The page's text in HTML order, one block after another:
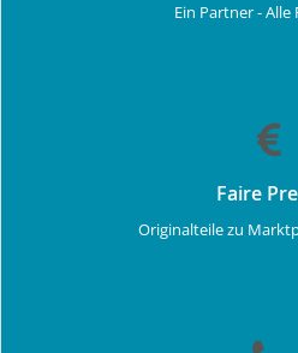
Ein Partner - Alle
Faire
Originalteile zu